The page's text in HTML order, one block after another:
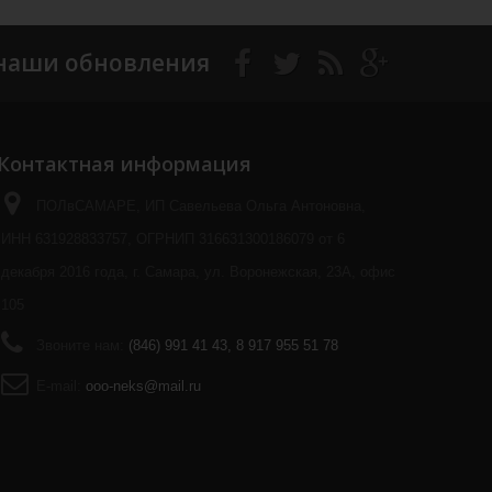
обновления
Контактная информация
(846) 991 41 43, 8 917 955 51 78
ooo-neks@mail.ru